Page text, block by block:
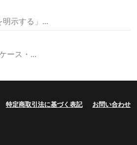
示する」...
ース・...
特定商取引法に基づく表記 お問い合わせ